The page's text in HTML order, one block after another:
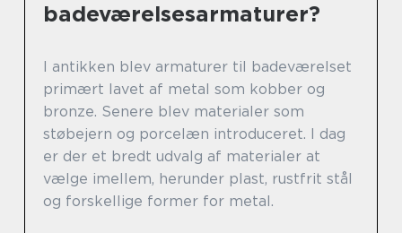
badeværelsesarmaturer?
I antikken blev armaturer til badeværelset
primært lavet af metal som kobber og
bronze. Senere blev materialer som
støbejern og porcelæn introduceret. I dag
er der et bredt udvalg af materialer at
vælge imellem, herunder plast, rustfrit stål
og forskellige former for metal.